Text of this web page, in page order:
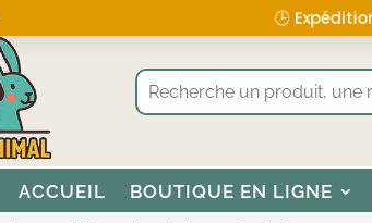
🕒
ACCUEIL BOUTIQUE EN LIGNE